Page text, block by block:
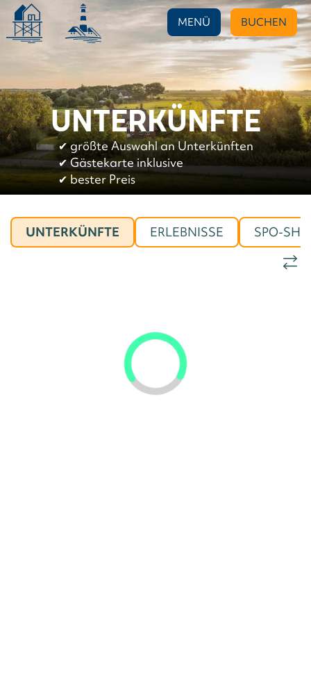
MENÜ BUCHEN
UNTERKÜNFTE
✔︎größte Auswahl an Unterkünften
✔︎Gästekarte inklusive
✔︎ bester Preis
UNTERKÜNFTE ERLEBNISSE SPO-